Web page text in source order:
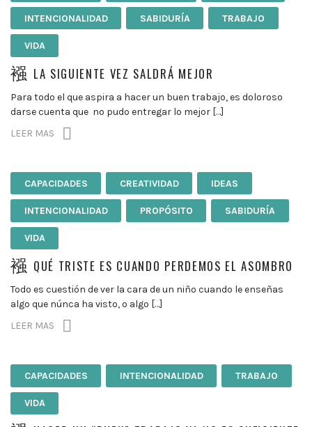
INTENCIONALIDAD SABIDURÍA TRABAJO
VIDA
LA SIGUIENTE VEZ SALDRÁ MEJOR
Para todo el que aspira a hacer un buen trabajo, es doloroso
darse cuenta que no pudo entregar lo mejor […]
LEER MAS
CAPACIDADES CREATIVIDAD IDEAS
INTENCIONALIDAD PROPÓSITO SABIDURÍA
VIDA
QUÉ TRISTE ES CUANDO PERDEMOS EL ASOMBRO
Todo es cuestión de ver la cara de un niño cuando le enseñas
algo que núnca ha visto, o algo […]
LEER MAS
CAPACIDADES INTENCIONALIDAD TRABAJO
VIDA